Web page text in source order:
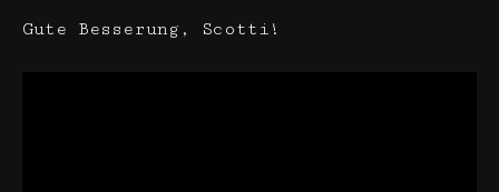
Gute Besserung, Scotti!